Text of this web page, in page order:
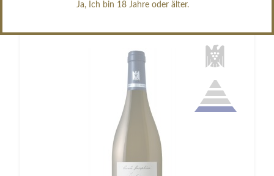
Ja, Ich bin 18 Jahre oder älter.